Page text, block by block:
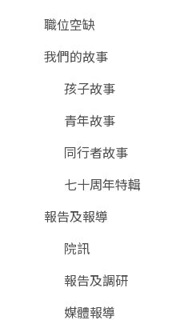
職位空缺
我們的故事
孩子故事
青年故事
同行者故事
七十周年特輯
報告及報導
院訊
報告及調研
媒體報導